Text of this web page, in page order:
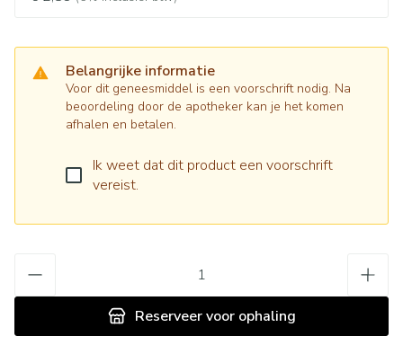
Belangrijke informatie
Voor dit geneesmiddel is een voorschrift nodig. Na
beoordeling door de apotheker kan je het komen
afhalen en betalen.
Ik weet dat dit product een voorschrift
vereist.
Reserveervoor ophaling